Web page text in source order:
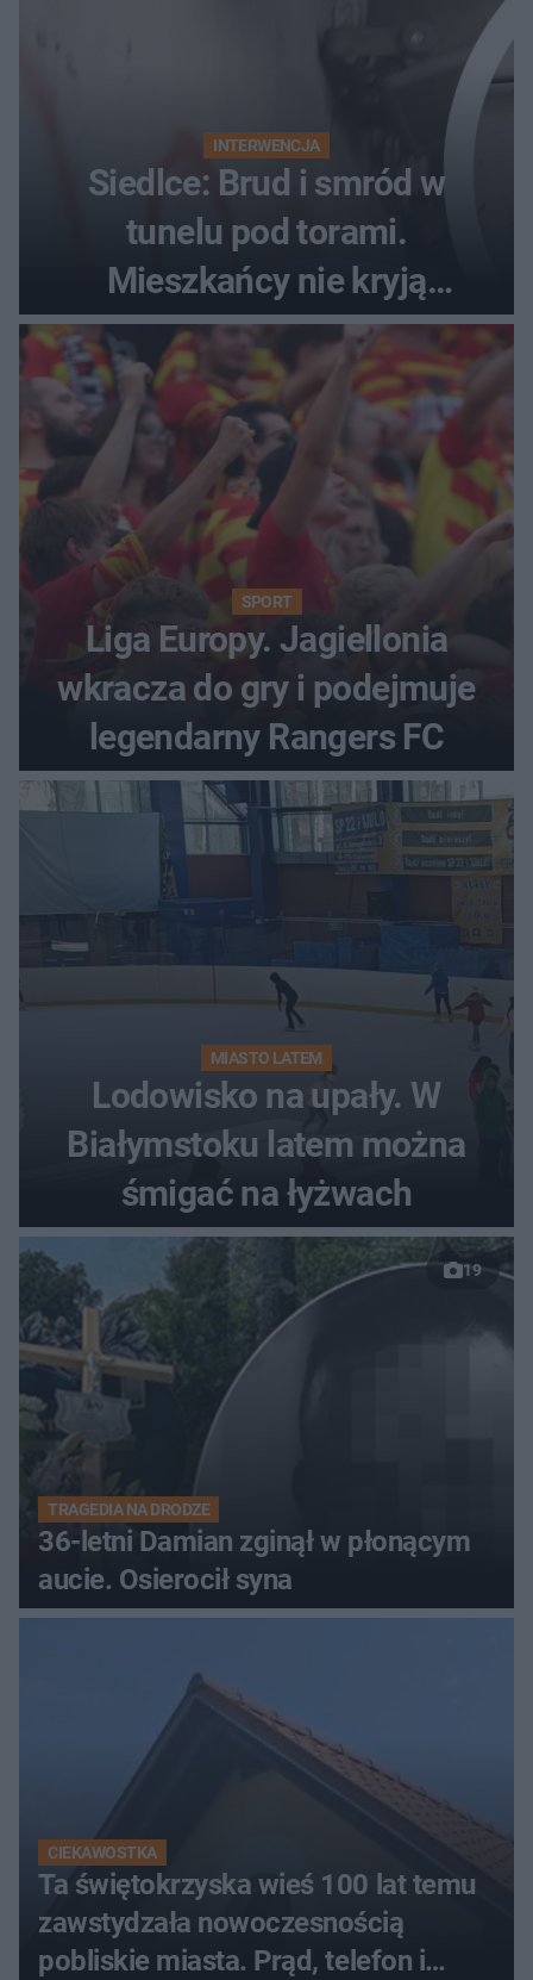
INTERWENCJA
Siedlce: Brud i smród w
tunelu pod torami.
Mieszkańcy nie kryją
oburzenia!
SPORT
Liga Europy. Jagiellonia
wkracza do gry i podejmuje
legendarny Rangers FC
MIASTO LATEM
Lodowisko na upały. W
Białymstoku latem można
śmigać na łyżwach
19
TRAGEDIA NA DRODZE
36-letni Damian zginął w płonącym
aucie. Osierocił syna
CIEKAWOSTKA
Ta świętokrzyska wieś 100 lat temu
zawstydzała nowoczesnością
pobliskie miasta. Prąd, telefon i